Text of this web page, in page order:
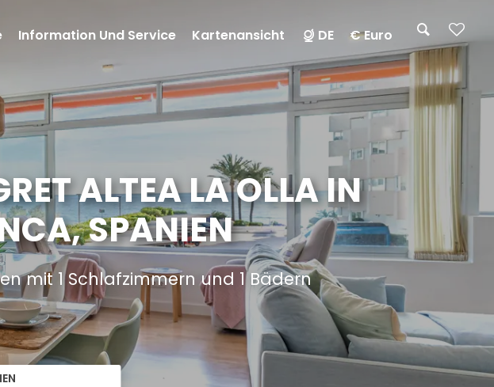
ALTEA LA OLLA IN
SPANIEN
mit 1 Schlafzimmern und 1 Bädern
Information Und Service Kartenansicht DE € Euro